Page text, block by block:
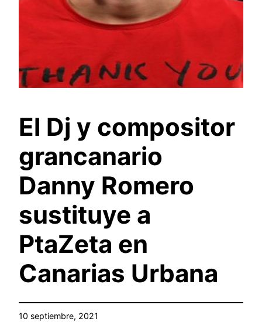
El Dj y compositor
grancanario
Danny Romero
sustituye a
PtaZeta en
Canarias Urbana
10 septiembre, 2021